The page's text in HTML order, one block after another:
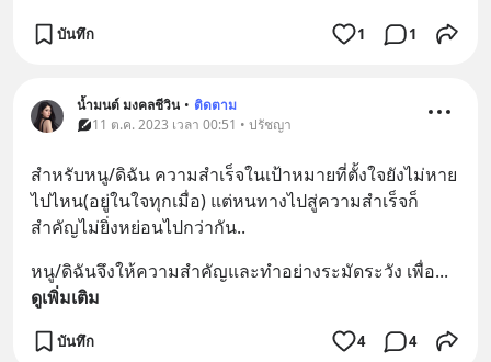
บันทึก 1 1
น้ำมนต์ มงคลชีวิน • ติดตาม
11 ต.ค. 2023 เวลา 00:51 • ปรัชญา
สำหรับหนู/ดิฉัน ความสำเร็จในเป้าหมายที่ตั้งใจยังไม่หาย
ไปไหน(อยู่ในใจทุกเมื่อ) แต่หนทางไปสู่ความสำเร็จก็
สำคัญไม่ยิ่งหย่อนไปกว่ากัน..
หนู/ดิฉันจึงให้ความสำคัญและทำอย่างระมัดระวัง เพื่อ...
ดูเพิ่มเติม
บันทึก 4 4